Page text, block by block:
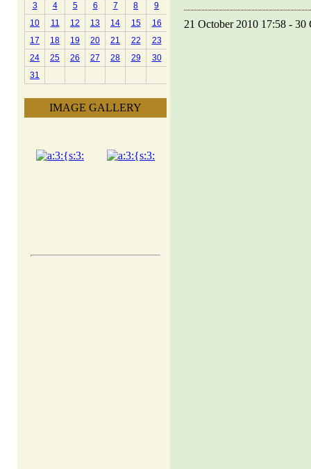
3
4 5 6 7 8
9
10
11 12 13 14 15
16
17
18 19 20 21 22
23
24
25 26 27 28 29
30
31
IMAGE GALLERY
21 October 2010 17:58 - 30